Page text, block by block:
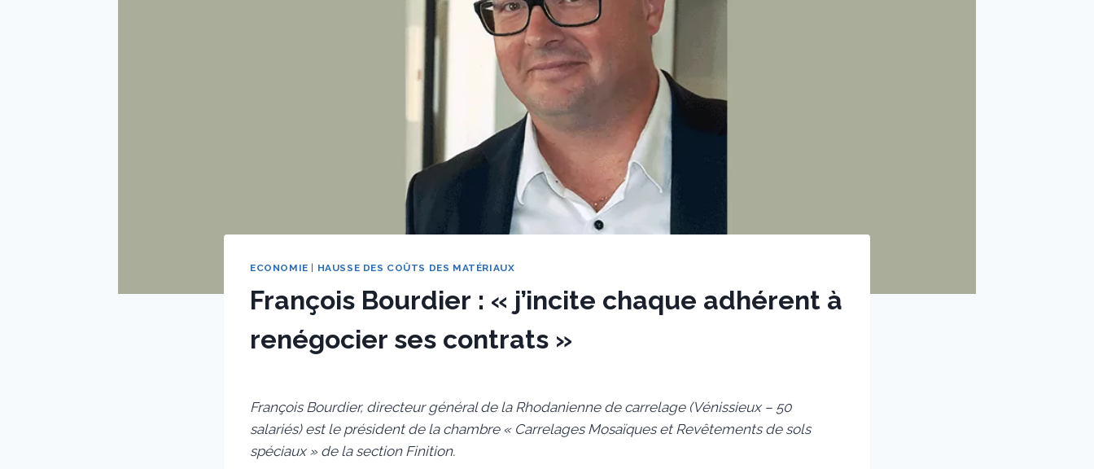
ECONOMIE HAUSSE DES COÛTS DES MATÉRIAUX
François Bourdier : « j’incite chaque adhérent à
renégocier ses contrats »
François Bourdier, directeur général de la Rhodanienne de carrelage (Vénissieux – 50
salariés) est le président de la chambre « Carrelages Mosaïques et Revêtements de sols
spéciaux » de la section Finition.